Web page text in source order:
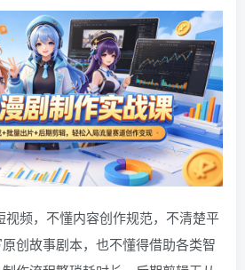
视频，不懂内容创作规范，不清楚平
创故事剧本，也不懂得借助各类智